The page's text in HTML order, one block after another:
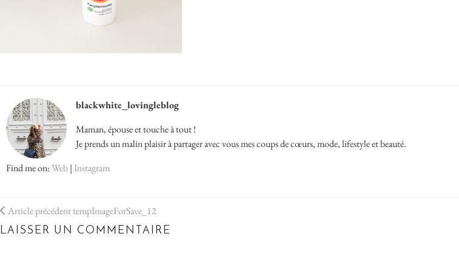
blackwhite_lovingleblog
Maman, épouse et touche à tout !
Je prends un malin plaisir à partager avec vous mes coups de cœurs, mode, lifestyle et beauté.
Find me on:Web| Instagram
Article précédenttempImageForSave_12
LAISSER UN COMMENTAIRE